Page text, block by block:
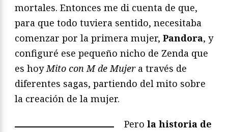
mortales. Entonces me di cuenta de que,
para que todo tuviera sentido, necesitaba
comenzar por la primera mujer, Pandora, y
configuré ese pequeño nicho de Zenda que
es hoy Mito con M de Mujera través de
diferentes sagas, partiendo del mito sobre
la creación de la mujer.
Pero la historia de